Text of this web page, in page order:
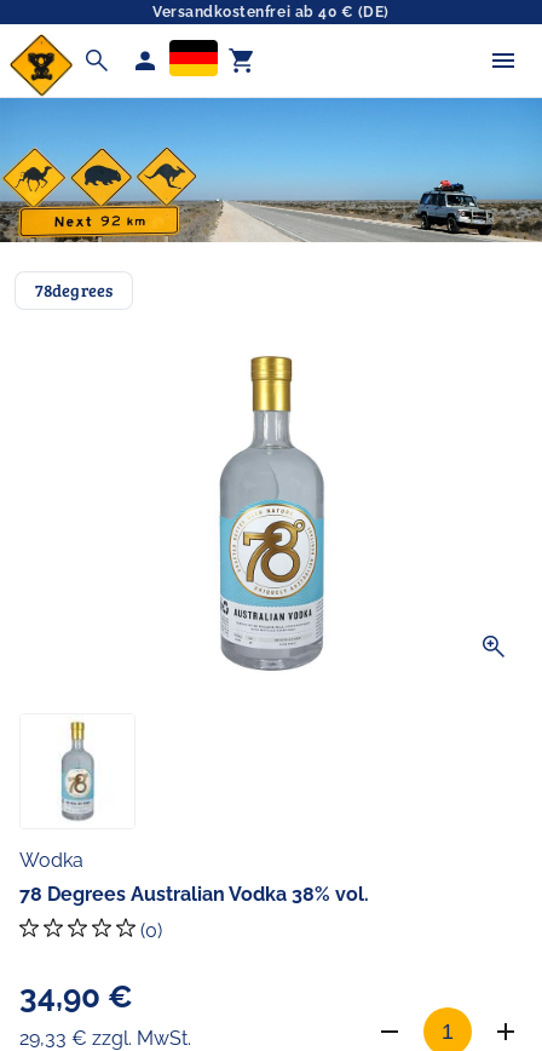
Versandkostenfrei ab 40 € (DE)
search person shopping_cart
78degrees
zoom_in
Wodka
78 Degrees Australian Vodka 38% vol.
(0)
34,90 €
29,33 € zzgl. MwSt.